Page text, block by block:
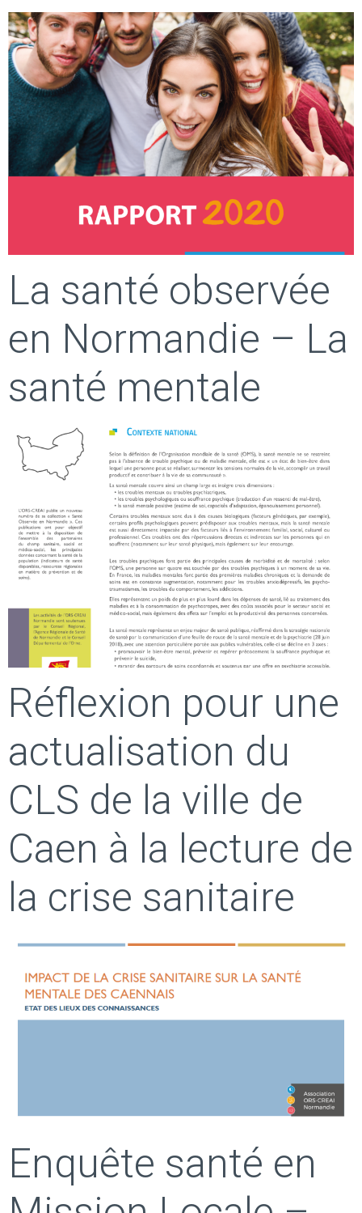
La santé observée
en Normandie – La
santé mentale
Réflexion pour une
actualisation du
CLS de la ville de
Caen à la lecture de
la crise sanitaire
Enquête santé en